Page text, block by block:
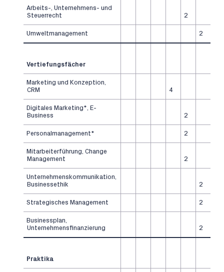
Arbeits-, Unternehmens- und
Steuerrecht
2
Umweltmanagement 2
Vertiefungsfächer
Marketing und Konzeption,
CRM
4
Digitales Marketing*, E-
Business
2
Personalmanagement* 2
Mitarbeiterführung, Change
Management
2
Unternehmenskommunikation,
Businessethik
2
Strategisches Management 2
Businessplan,
Unternehmensfinanzierung
2
Praktika